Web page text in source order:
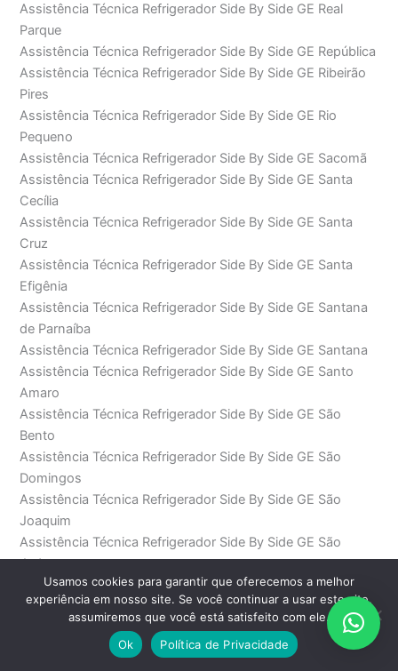
Assistência Técnica Refrigerador Side By Side GE Real
Parque
Assistência Técnica Refrigerador Side By Side GE República
Assistência Técnica Refrigerador Side By Side GE Ribeirão
Pires
Assistência Técnica Refrigerador Side By Side GE Rio
Pequeno
Assistência Técnica Refrigerador Side By Side GE Sacomã
Assistência Técnica Refrigerador Side By Side GE Santa
Cecília
Assistência Técnica Refrigerador Side By Side GE Santa
Cruz
Assistência Técnica Refrigerador Side By Side GE Santa
Efigênia
Assistência Técnica Refrigerador Side By Side GE Santana
de Parnaíba
Assistência Técnica Refrigerador Side By Side GE Santana
Assistência Técnica Refrigerador Side By Side GE Santo
Amaro
Assistência Técnica Refrigerador Side By Side GE São
Bento
Assistência Técnica Refrigerador Side By Side GE São
Domingos
Assistência Técnica Refrigerador Side By Side GE São
Joaquim
Assistência Técnica Refrigerador Side By Side GE São
Judas
Assistência Técnica Refrigerador Side By Side GE São Paulo
Assistência Técnica Refrigerador Side By Side GE Saúde
Assistência Técnica Refrigerador Side By Side GE SP
Assistência Técnica Refrigerador Side By Side GE Sumaré
Usamos cookies para garantir que oferecemos a melhor
experiência em nosso site. Se você continuar a usar este site,
assumiremos que você está satisfeito com ele.
Ok
Política de Privacidade